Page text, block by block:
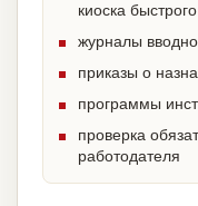
киоска
журналы
приказы о
программы
проверка
работодателя